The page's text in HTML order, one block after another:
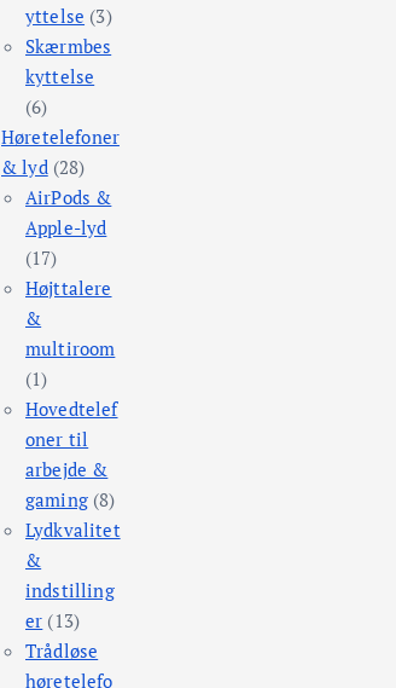
yttelse (3)
Skærmbes
kyttelse
(6)
Høretelefoner
& lyd(28)
AirPods &
Apple-lyd
(17)
Højttalere
&
multiroom
(1)
Hovedtelef
oner til
arbejde &
gaming(8)
Lydkvalitet
&
indstilling
er (13)
Trådløse
høretelefo